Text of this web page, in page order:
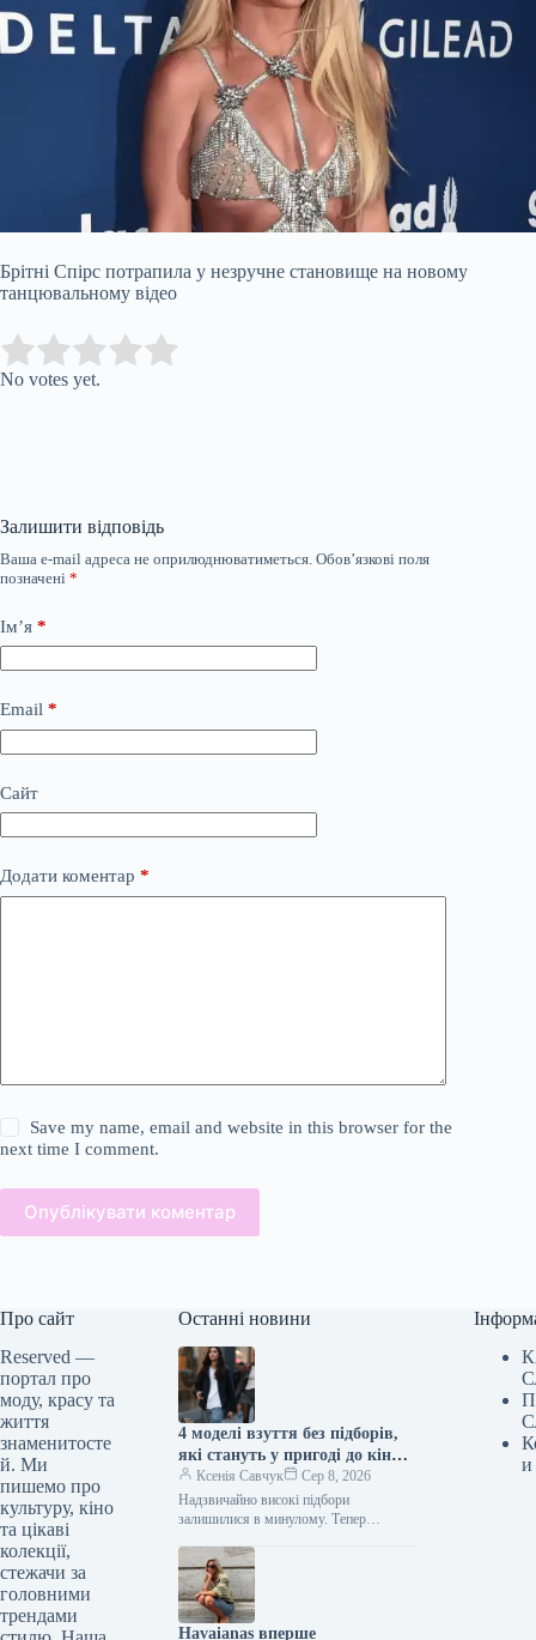
Брітні Спірс потрапила у незручне становище на новому
танцювальному відео
Rate this item:
No votes yet.
Залишити відповідь
Ваша e-mail адреса не оприлюднюватиметься. Обов’язкові поля
позначені *
Ім’я *
Email *
Сайт
Додати коментар *
Save my name, email and website in this browser for the
next time I comment.
Опублікувати коментар
Про сайт
Reserved —
портал про
моду, красу та
життя
знаменитосте
й. Ми
пишемо про
культуру, кіно
та цікаві
колекції,
стежачи за
головними
трендами
Останні новини
4 моделі взуття без підборів,
які стануть у пригоді до кінця
літаКсенія Савчук
Сер 8, 2026
Надзвичайно високі підбори
залишилися в минулому. Тепер
взуття без підборів: від балеток до
мюлів. Найстильніші жінки…
Havaianas вперше
и